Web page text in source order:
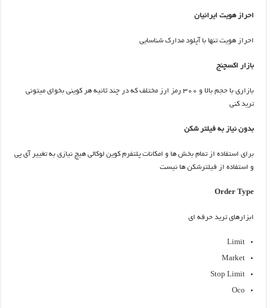
احراز هویت ایرانیان
احراز هویت تنها با آپلود مدارک شناسایی
بازار اکسچنج
بازاری با حجم بالا و ۳۰۰ رمز ارز مختلف که در چند ثانیه هر کوینی بخوای میتونی
ترید کنی
بدون نیاز به فیلتر شکن
برای استفاده از تمام بخش ها و امکانات پلتفرم کوین لوکالی هیچ نیازی به تغییر آی پی
و استفاده از فیلترشکن ها نیست
Order Type
ابزارهای ترید حرفه ای
Limit
Market
Stop Limit
Oco